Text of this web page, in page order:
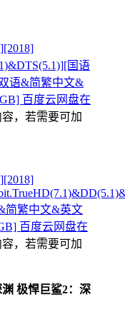
国语
语&简繁中文&
百度云网盘在
，若需要可加
简繁中文&英文
百度云网盘在
，若需要可加
极悍巨鲨2：深